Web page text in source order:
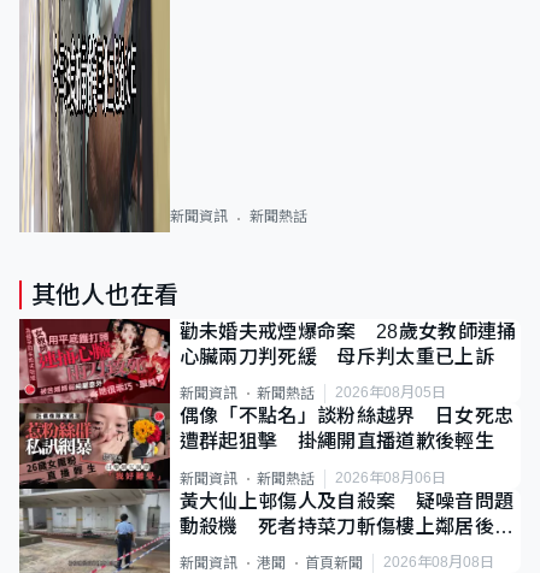
新聞資訊 新聞熱話
其他人也在看
勸未婚夫戒煙爆命案 28歲女教師連捅
心臟兩刀判死緩 母斥判太重已上訴
新聞資訊 新聞熱話 2026年08月05日
偶像「不點名」談粉絲越界 日女死忠
遭群起狙擊 掛繩開直播道歉後輕生
新聞資訊 新聞熱話 2026年08月06日
黃大仙上邨傷人及自殺案 疑噪音問題
動殺機 死者持菜刀斬傷樓上鄰居後墮
斃
新聞資訊 港聞 首頁新聞 2026年08月08日